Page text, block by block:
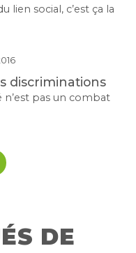
lien social, c’est ça la
discriminations
pas un combat
DE